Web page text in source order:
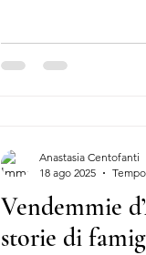
Vendemmie
storie di
Anastasia Centofanti
18 ago 2025